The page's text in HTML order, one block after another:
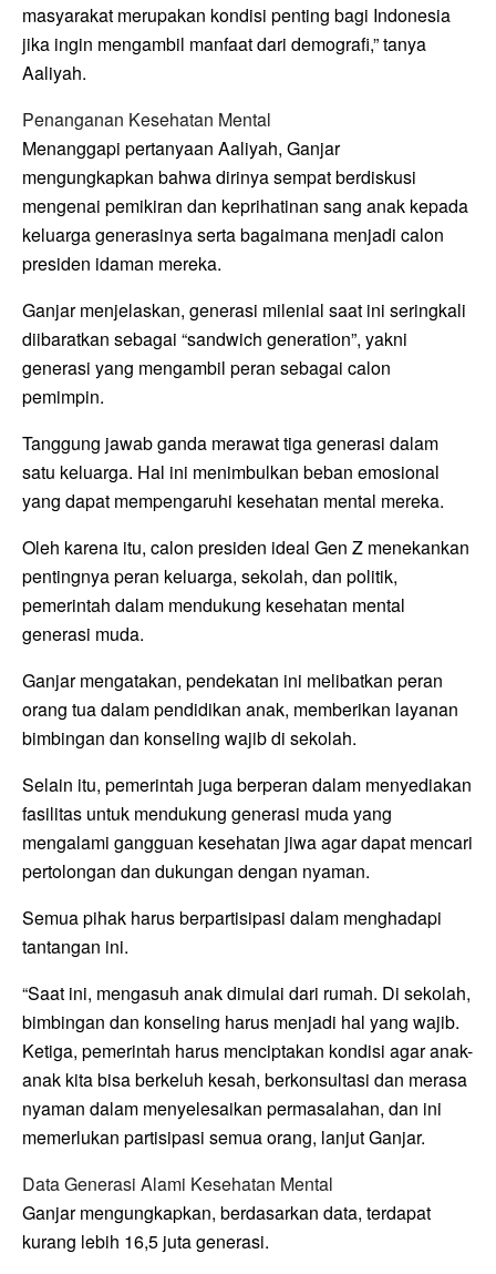
masyarakat merupakan kondisi penting bagi Indonesia
jika ingin mengambil manfaat dari demografi,” tanya
Aaliyah.
Penanganan Kesehatan Mental
Menanggapi pertanyaan Aaliyah, Ganjar
mengungkapkan bahwa dirinya sempat berdiskusi
mengenai pemikiran dan keprihatinan sang anak kepada
keluarga generasinya serta bagaimana menjadi calon
presiden idaman mereka.
Ganjar menjelaskan, generasi milenial saat ini seringkali
diibaratkan sebagai “sandwich generation”, yakni
generasi yang mengambil peran sebagai calon
pemimpin.
Tanggung jawab ganda merawat tiga generasi dalam
satu keluarga. Hal ini menimbulkan beban emosional
yang dapat mempengaruhi kesehatan mental mereka.
Oleh karena itu, calon presiden ideal Gen Z menekankan
pentingnya peran keluarga, sekolah, dan politik,
pemerintah dalam mendukung kesehatan mental
generasi muda.
Ganjar mengatakan, pendekatan ini melibatkan peran
orang tua dalam pendidikan anak, memberikan layanan
bimbingan dan konseling wajib di sekolah.
Selain itu, pemerintah juga berperan dalam menyediakan
fasilitas untuk mendukung generasi muda yang
mengalami gangguan kesehatan jiwa agar dapat mencari
pertolongan dan dukungan dengan nyaman.
Semua pihak harus berpartisipasi dalam menghadapi
tantangan ini.
“Saat ini, mengasuh anak dimulai dari rumah. Di sekolah,
bimbingan dan konseling harus menjadi hal yang wajib.
Ketiga, pemerintah harus menciptakan kondisi agar anak-
anak kita bisa berkeluh kesah, berkonsultasi dan merasa
nyaman dalam menyelesaikan permasalahan, dan ini
memerlukan partisipasi semua orang, lanjut Ganjar.
Data Generasi Alami Kesehatan Mental
Ganjar mengungkapkan, berdasarkan data, terdapat
kurang lebih 16,5 juta generasi.